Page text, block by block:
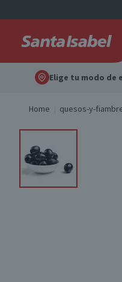
Elige tu modo de
Home quesos-y-